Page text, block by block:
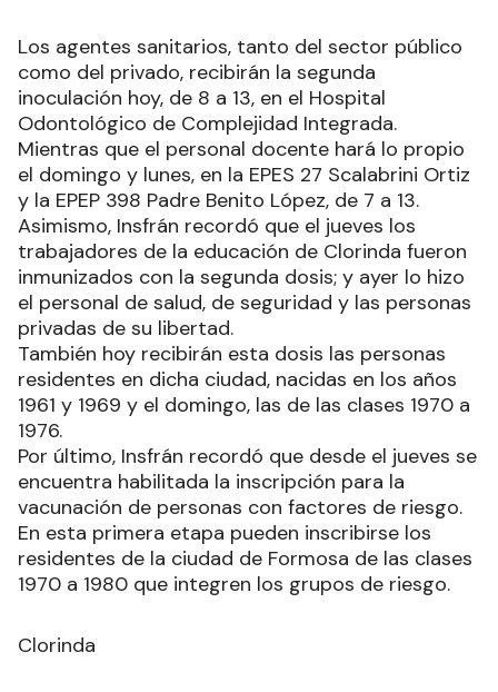
Los agentes sanitarios, tanto del sector público
como del privado, recibirán la segunda
inoculación hoy, de 8 a 13, en el Hospital
Odontológico de Complejidad Integrada.
Mientras que el personal docente hará lo propio
el domingo y lunes, en la EPES 27 Scalabrini Ortiz
y la EPEP 398 Padre Benito López, de 7 a 13.
Asimismo, Insfrán recordó que el jueves los
trabajadores de la educación de Clorinda fueron
inmunizados con la segunda dosis; y ayer lo hizo
el personal de salud, de seguridad y las personas
privadas de su libertad.
También hoy recibirán esta dosis las personas
residentes en dicha ciudad, nacidas en los años
1961 y 1969 y el domingo, las de las clases 1970 a
1976.
Por último, Insfrán recordó que desde el jueves se
encuentra habilitada la inscripción para la
vacunación de personas con factores de riesgo.
En esta primera etapa pueden inscribirse los
residentes de la ciudad de Formosa de las clases
1970 a 1980 que integren los grupos de riesgo.
Clorinda